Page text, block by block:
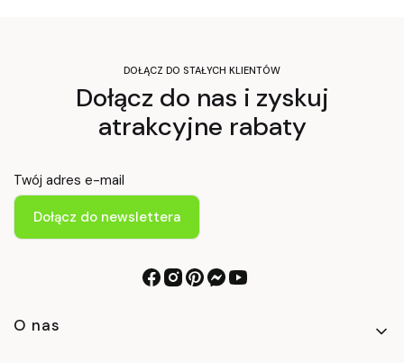
DOŁĄCZ DO STAŁYCH KLIENTÓW
Dołącz do nas i zyskuj
atrakcyjne rabaty
Twój adres e-mail
Dołącz do newslettera
Linki w stopce
O nas